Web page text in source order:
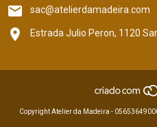
sac@atelierdamadeira.com
Estrada Julio Peron, 1120
Copyright Atelier da Madeira -